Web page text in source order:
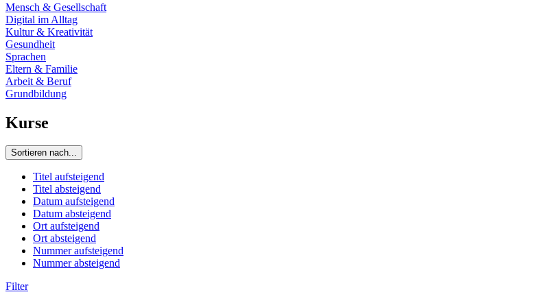
Mensch & Gesellschaft
Digital im Alltag
Kultur & Kreativität
Gesundheit
Sprachen
Eltern & Familie
Arbeit & Beruf
Grundbildung
Kurse
Sortieren nach...
Titel aufsteigend
Titel absteigend
Datum aufsteigend
Datum absteigend
Ort aufsteigend
Ort absteigend
Nummer aufsteigend
Nummer absteigend
Filter